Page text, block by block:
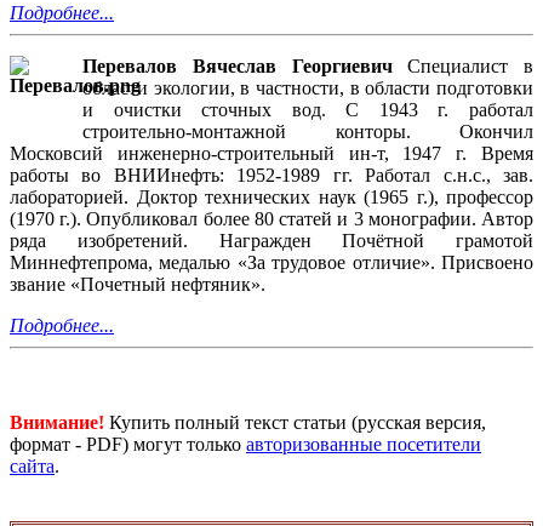
Подробнее...
Перевалов Вячеслав ГеоргиевичСпециалист в
области экологии, в частности, в области подготовки
и очистки сточных вод. С 1943 г. работал
строительно-монтажной конторы. Окончил
Московсий инженерно-строительный ин-т, 1947 г. Время
работы во ВНИИнефть: 1952-1989 гг. Работал с.н.с., зав.
лабораторией. Доктор технических наук (1965 г.), профессор
(1970 г.). Опубликовал более 80 статей и 3 монографии. Автор
ряда изобретений. Награжден Почётной грамотой
Миннефтепрома, медалью «За трудовое отличие». Присвоено
звание «Почетный нефтяник».
Подробнее...
Внимание! Купить полный текст статьи (русская версия,
формат - PDF) могут только авторизованные посетители
сайта.